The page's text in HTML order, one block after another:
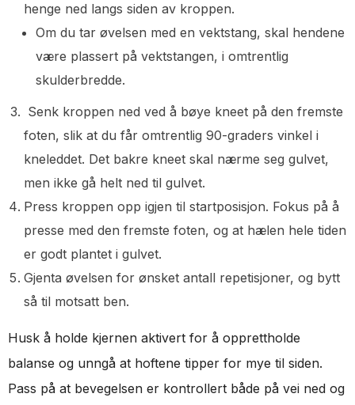
henge ned langs siden av kroppen.
Om du tar øvelsen med en vektstang, skal hendene
være plassert på vektstangen, i omtrentlig
skulderbredde.
Senk kroppen ned ved å bøye kneet på den fremste
foten, slik at du får omtrentlig 90-graders vinkel i
kneleddet. Det bakre kneet skal nærme seg gulvet,
men ikke gå helt ned til gulvet.
Press kroppen opp igjen til startposisjon. Fokus på å
presse med den fremste foten, og at hælen hele tiden
er godt plantet i gulvet.
Gjenta øvelsen for ønsket antall repetisjoner, og bytt
så til motsatt ben.
Husk å holde kjernen aktivert for å opprettholde
balanse og unngå at hoftene tipper for mye til siden.
Pass på at bevegelsen er kontrollert både på vei ned og